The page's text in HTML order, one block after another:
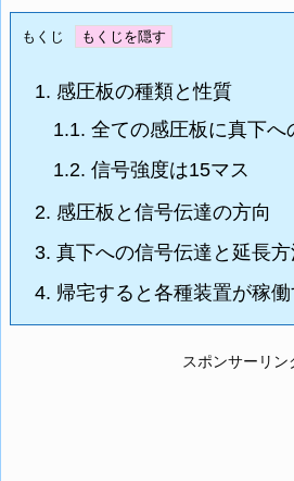
もくじ
1. 感圧板の種類と性質
1.1. 全ての感圧板に真下へ
1.2. 信号強度は15マス
2. 感圧板と信号伝達の方向
3. 真下への信号伝達と延長
4. 帰宅すると各種装置が稼
スポンサーリン